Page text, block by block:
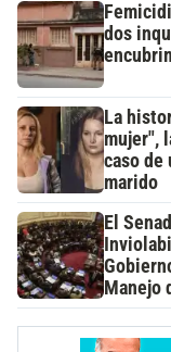
dos
La
mujer",
caso de
marido
El
Manejo